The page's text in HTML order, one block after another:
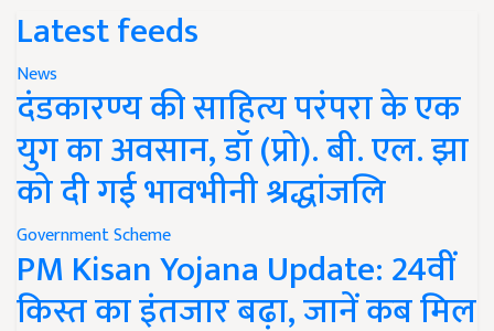
Latest feeds
News
दंडकारण्य की साहित्य परंपरा के एक
युग का अवसान, डॉ (प्रो). बी. एल. झा
को दी गई भावभीनी श्रद्धांजलि
Government Scheme
PM Kisan Yojana Update: 24वीं
किस्त का इंतजार बढ़ा, जानें कब मिल